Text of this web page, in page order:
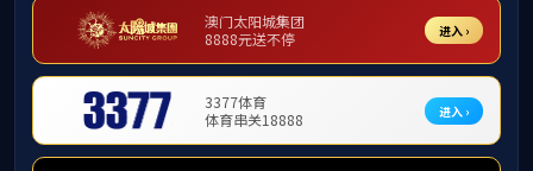
意识教育”；
青年教师和博
7月9日上
y272net部书记